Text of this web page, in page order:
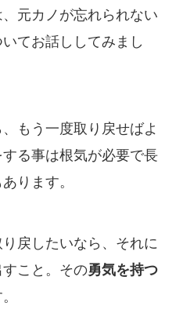
元カノが忘れられない
てお話ししてみまし
もう一度取り戻せばよ
る事は根気が必要で長
ります。
戻したいなら、それに
こと。その勇気を持つ